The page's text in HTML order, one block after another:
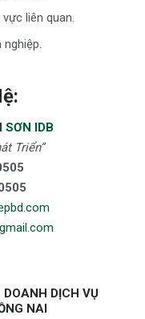
liên quan.
SƠN IDB
Triển”
DỊCH VỤ
NAI